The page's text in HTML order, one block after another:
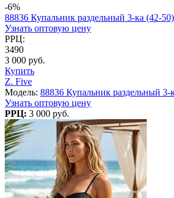
-6%
88836 Купальник раздельный 3-ка (42-50)
Узнать оптовую цену
РРЦ:
3490
3 000 руб.
Купить
Z. Five
Модель: 88836 Купальник раздельный 3-
Узнать оптовую цену
РРЦ: 3 000 руб.